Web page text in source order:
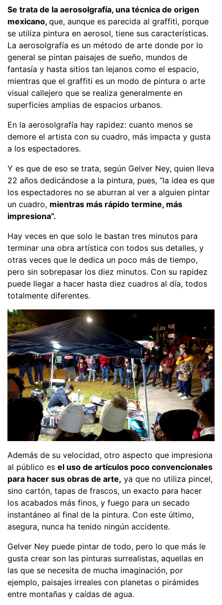
Se trata de la aerosolgrafía, una técnica de origen
mexicano, que, aunque es parecida al graffiti, porque
se utiliza pintura en aerosol, tiene sus características.
La aerosolgrafía es un método de arte donde por lo
general se pintan paisajes de sueño, mundos de
fantasía y hasta sitios tan lejanos como el espacio,
mientras que el graffiti es un modo de pintura o arte
visual callejero que se realiza generalmente en
superficies amplias de espacios urbanos.
En la aerosolgrafía hay rapidez: cuanto menos se
demore el artista con su cuadro, más impacta y gusta
a los espectadores.
Y es que de eso se trata, según Gelver Ney, quien lleva
22 años dedicándose a la pintura, pues, “la idea es que
los espectadores no se aburran al ver a alguien pintar
un cuadro, mientras más rápido termine, más
impresiona”.
Hay veces en que solo le bastan tres minutos para
terminar una obra artística con todos sus detalles, y
otras veces que le dedica un poco más de tiempo,
pero sin sobrepasar los diez minutos. Con su rapidez
puede llegar a hacer hasta diez cuadros al día, todos
totalmente diferentes.
Además de su velocidad, otro aspecto que impresiona
al público es el uso de artículos poco convencionales
para hacer sus obras de arte, ya que no utiliza pincel,
sino cartón, tapas de frascos, un exacto para hacer
los acabados más finos, y fuego para un secado
instantáneo al final de la pintura. Con este último,
asegura, nunca ha tenido ningún accidente.
Gelver Ney puede pintar de todo, pero lo que más le
gusta crear son las pinturas surrealistas, aquellas en
las que se necesita de mucha imaginación, por
ejemplo, paisajes irreales con planetas o pirámides
entre montañas y caídas de agua.